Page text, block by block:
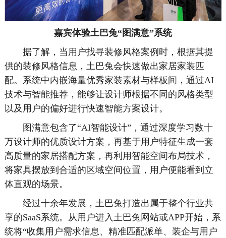
嘉宾体验土巴兔“图满意”系统
据了解，当用户找寻装修风格案例时，根据其提
供的装修风格信息，土巴兔会快速做出家居家装匹
配。系统中内嵌海量优秀家装素材与样板间，通过AI
技术与智能推荐，能够让设计师根据不同的风格类型
以及用户的偏好进行快速智能方案设计。
图满意包含了“AI智能设计”，通过深度学习数十
万设计师的优质设计方案，再基于用户特征生成一套
高质量的家居搭配方案，再利用智能空间布局技术，
将家具摆放到合适的区域空间位置，用户便能看到立
体直观的场景。
经过十余年发展，土巴兔打造出属于整个行业共
享的SaaS系统。从用户进入土巴兔网站或APP开始，系
统将“收集用户需求信息、精准匹配派单、装企与用户